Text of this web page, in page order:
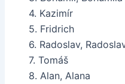
4. Kazimír
5. Fridrich
6. Radoslav,
7. Tomáš
8. Alan, Alana